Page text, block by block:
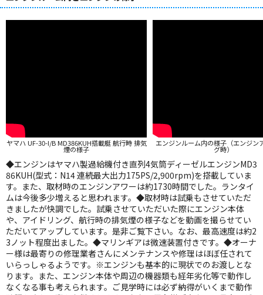
ヤマハ UF-30-I/B MD386KUH搭載艇 航行時 排気
煙の様子
エンジンルーム内の様子（エンジン
グ時）
◆エンジンはヤマハ製過給機付き直列4気筒ディーゼルエンジンMD3
86KUH(型式：N14 連続最大出力175PS/2,900rpm)を搭載していま
す。また、取材時のエンジンアワーは約1730時間でした。ランタイ
ムは今後多少増えると思われます。◆取材時は試乗もさせていただ
きましたが快調でした。試乗させていただいた際にエンジン本体
や、アイドリング、航行時の排気煙の様子などを動画を撮らせてい
ただいてアップしています。是非ご覧下さい。なお、最高速度は約2
3ノット程度出ました。◆マリンギアは微速装置付きです。◆オーナ
ー様は最寄りの修理業者さんにメンテナンスや修理はほぼ任されて
いらっしゃるようです。※エンジンも基本的に現状でのお渡しとな
ります。また、エンジン本体や周辺の機器類も経年劣化等で動作し
なくなる事も考えられます。ご見学時には必ず納得がいくまで動作